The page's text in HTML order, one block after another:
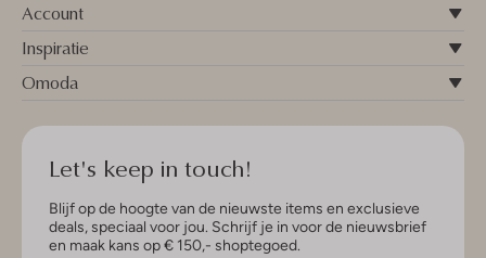
Account
Inspiratie
Omoda
Let's keep in touch!
Blijf op de hoogte van de nieuwste items en exclusieve
deals, speciaal voor jou. Schrijf je in voor de nieuwsbrief
en maak kans op € 150,- shoptegoed.